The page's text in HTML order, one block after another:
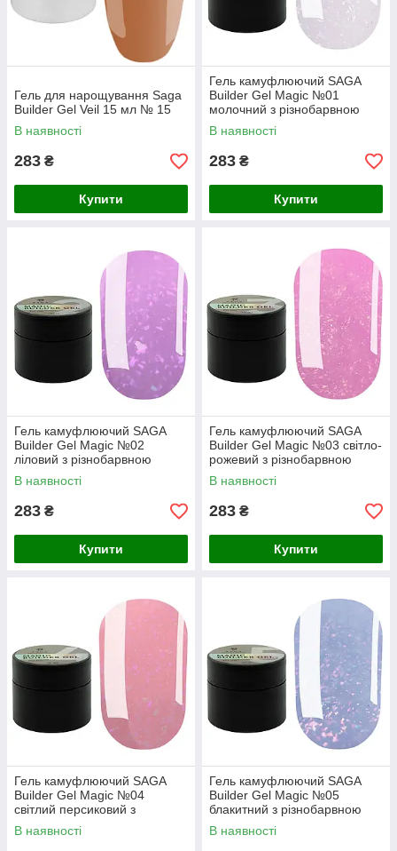
Гель для нарощування Saga
Builder Gel Veil 15 мл № 15
В наявності
283 ₴
Купити
Гель камуфлюючий SAGA
Builder Gel Magic №01
молочний з різнобарвною
поталлю, 15 мл
В наявності
283 ₴
Купити
Гель камуфлюючий SAGA
Builder Gel Magic №02
ліловий з різнобарвною
поталлю, 15 мл
В наявності
283 ₴
Купити
Гель камуфлюючий SAGA
Builder Gel Magic №03 світло-
рожевий з різнобарвною
поталлю, 15 мл
В наявності
283 ₴
Купити
Гель камуфлюючий SAGA
Builder Gel Magic №04
світлий персиковий з
різнобарвною поталлю, 15
мл
В наявності
Гель камуфлюючий SAGA
Builder Gel Magic №05
блакитний з різнобарвною
поталлю, 15 мл
В наявності